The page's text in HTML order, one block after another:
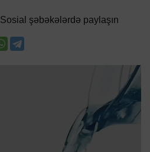
Sosial şəbəkələrdə paylaşın